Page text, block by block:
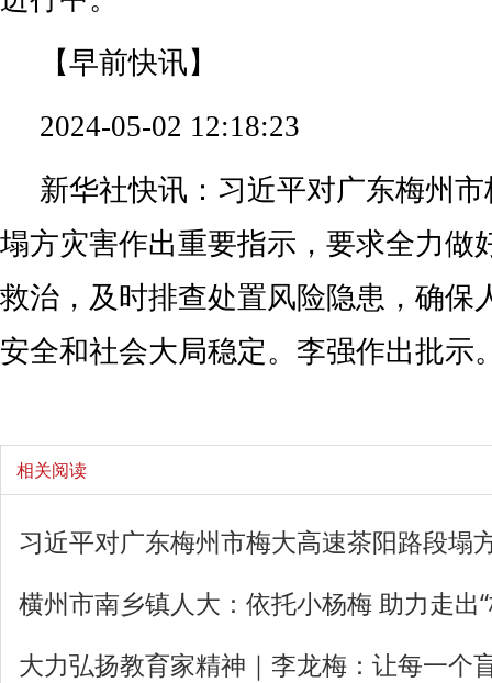
【早前快讯】
2024-05-02 12:18:23
新华社快讯：习近平对广东梅州
塌方灾害作出重要指示，要求全力做
救治，及时排查处置风险隐患，确保
安全和社会大局稳定。李强作出批示
相关阅读
习近平对广东梅州市梅大高速茶阳路段塌
横州市南乡镇人大：依托小杨梅 助力走出
大力弘扬教育家精神｜李龙梅：让每一个